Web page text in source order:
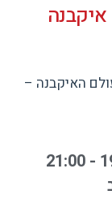
האיקבנה –